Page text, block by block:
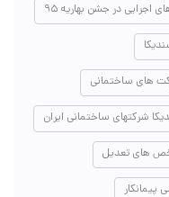
اجرایی در جشن بهاریه ۹۵
های ساختمانی
شرکتهای ساختمانی ایران
های تعدیل